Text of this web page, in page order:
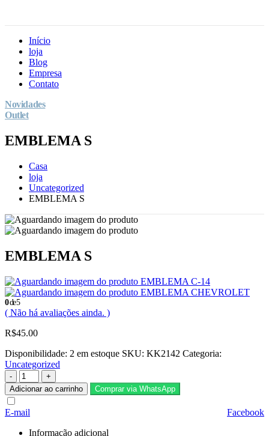
Início
loja
Blog
Empresa
Contato
Novidades
Outlet
EMBLEMA S
Casa
loja
Uncategorized
EMBLEMA S
EMBLEMA S
EMBLEMA C-14
EMBLEMA CHEVROLET
0de 5
( Não há avaliações ainda. )
R$45.00
Disponibilidade: 2 em estoque SKU: KK2142 Categoria:
Uncategorized
-
+
Adicionar ao carrinho
Comprar via WhatsApp
Facebook
E-mail
Informação adicional